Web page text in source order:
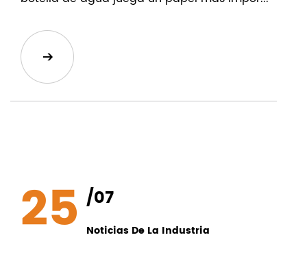
25 /07
Noticias De La Industria